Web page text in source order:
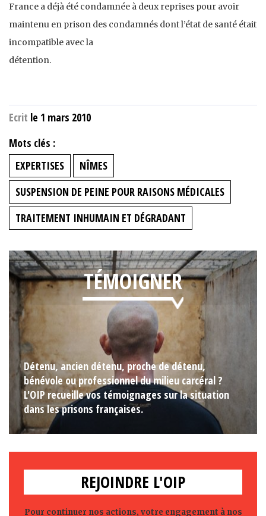
France a déjà été condamnée à deux reprises pour avoir
maintenu en prison des condamnés dont l’état de santé était
incompatible avec la
détention.
Ecrit le 1 mars 2010
Mots clés :
EXPERTISES
NÎMES
SUSPENSION DE PEINE POUR RAISONS MÉDICALES
TRAITEMENT INHUMAIN ET DÉGRADANT
TÉMOIGNER
Détenu, ancien détenu, proche de détenu,
bénévole ou professionnel du milieu carcéral ?
L'OIP recueille vos témoignages sur la situation
dans les prisons françaises.
REJOINDRE L'OIP
Pour continuer nos actions, votre engagement à nos